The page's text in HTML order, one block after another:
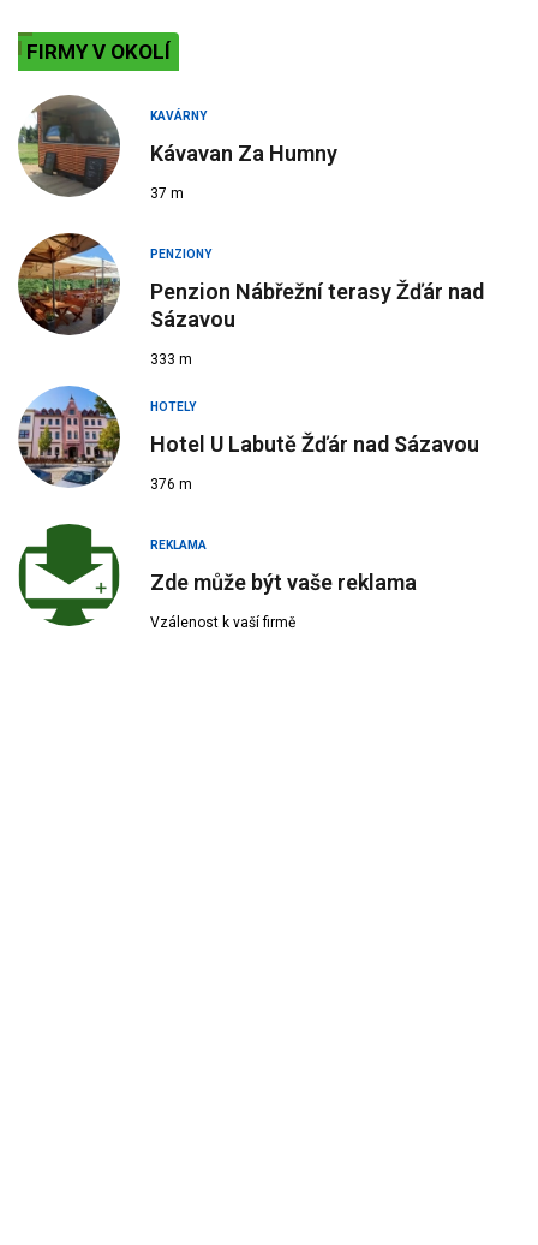
FIRMY V OKOLÍ
KAVÁRNY
Kávavan Za Humny
37 m
PENZIONY
Penzion Nábřežní terasy Žďár nad
Sázavou
333 m
HOTELY
Hotel U Labutě Žďár nad Sázavou
376 m
REKLAMA
Zde může být vaše reklama
Vzálenost k vaší firmě